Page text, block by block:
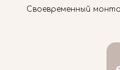
Своевременный